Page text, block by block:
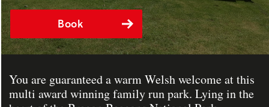
Book
You are guaranteed a warm Welsh welcome at this
multi award winning family run park. Lying in the